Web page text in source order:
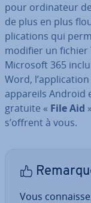
pour or­di­na­teur
de plus en plus
pli­ca­tions qui
modifier un fichier
Microsoft 365
Word, l’ap­pli­ca­tion
appareils Android
gratuite « File Aid
s’offrent à vous.
Vous